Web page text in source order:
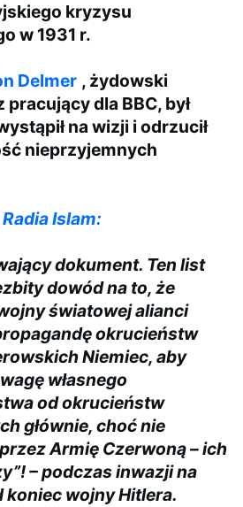
kryzysu
w 1931 r.
Delmer , żydowski
dla BBC, był
na wizji i odrzucił
nieprzyjemnych
Islam:
dokument. Ten list
dowód na to, że
światowej alianci
okrucieństw
Niemiec, aby
własnego
od okrucieństw
głównie, choć nie
Armię Czerwoną – ich
– podczas inwazji na
koniec wojny Hitlera.